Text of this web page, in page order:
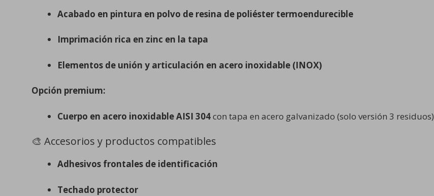
Acabado en pintura en polvo de resina de poliéster termoendurecible
Imprimación rica en zinc en la tapa
Elementos de unión y articulación en acero inoxidable (INOX)
Opción premium:
Cuerpo en acero inoxidable AISI 304con tapa en acero galvanizado (solo versión 3 residuos)
🎨 Accesorios y productos compatibles
Adhesivos frontales de identificación
Techado protector